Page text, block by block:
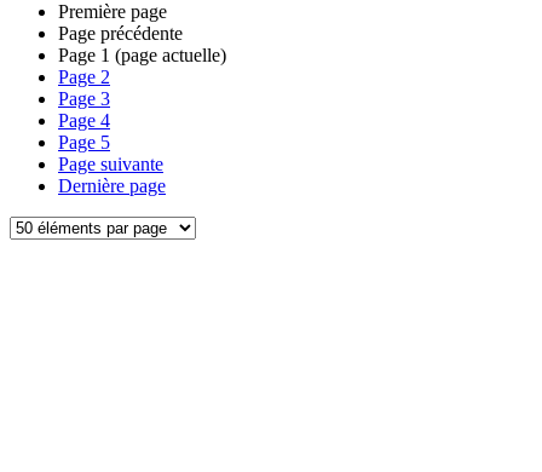
Première page
Page précédente
Page 1 (page actuelle)
Page 2
Page 3
Page 4
Page 5
Page suivante
Dernière page